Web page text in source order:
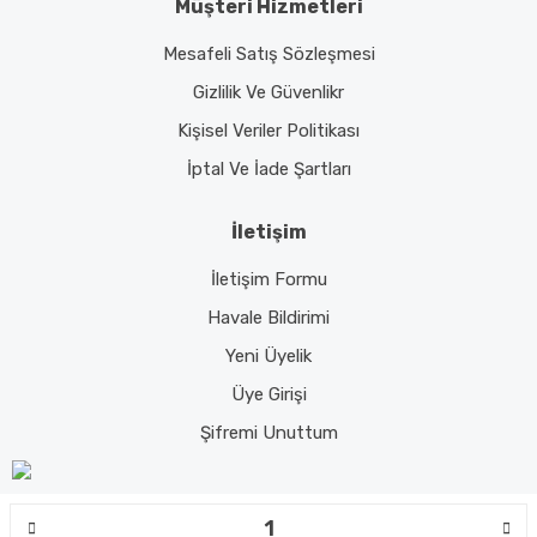
Müşteri Hizmetleri
Mesafeli Satış Sözleşmesi
Gizlilik Ve Güvenlikr
Kişisel Veriler Politikası
İptal Ve İade Şartları
İletişim
İletişim Formu
Havale Bildirimi
Yeni Üyelik
Üye Girişi
Şifremi Unuttum